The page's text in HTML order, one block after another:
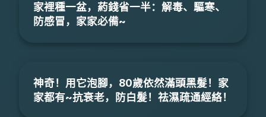
家裡種一盆，葯錢省一半：解毒、驅寒、
防感冒，家家必備~
神奇！用它泡腳，80歲依然滿頭黑髮！家
家都有~抗衰老，防白髮！祛濕疏通經絡！